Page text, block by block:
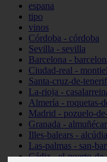
espana
tipo
vinos
Córdoba - córdoba
Sevilla - sevilla
Barcelona -
Ciudad-real - montiel
Santa-cruz-de-
La-rioja -
Almería - roquetas-
Madrid - pozuelo-
Granada - almuñécar
Illes-balears - alcúdia
Las-palmas - san-
Cádiz - el-puerto-